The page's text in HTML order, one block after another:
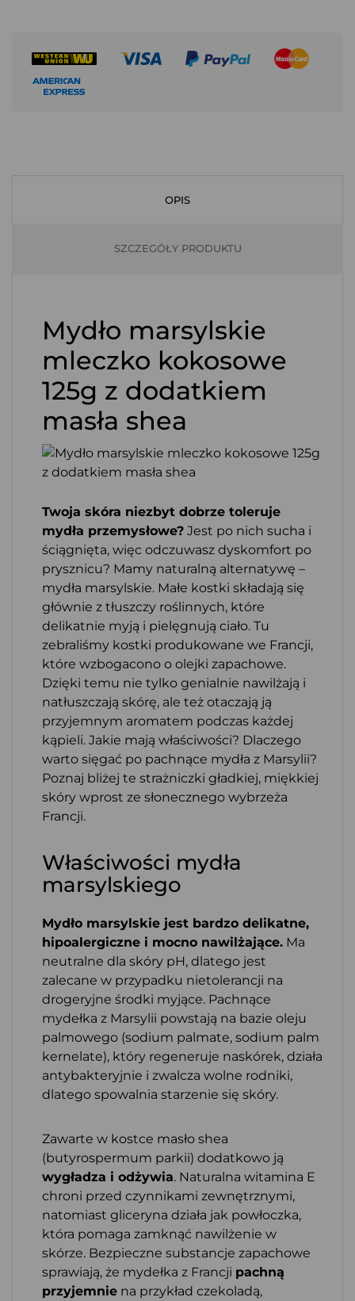
OPIS
SZCZEGÓŁY PRODUKTU
Mydło marsylskie
mleczko kokosowe
125g z dodatkiem
masła shea
Twoja skóra niezbyt dobrze toleruje
mydła przemysłowe? Jest po nich sucha i
ściągnięta, więc odczuwasz dyskomfort po
prysznicu? Mamy naturalną alternatywę –
mydła marsylskie. Małe kostki składają się
głównie z tłuszczy roślinnych, które
delikatnie myją i pielęgnują ciało. Tu
zebraliśmy kostki produkowane we Francji,
które wzbogacono o olejki zapachowe.
Dzięki temu nie tylko genialnie nawilżają i
natłuszczają skórę, ale też otaczają ją
przyjemnym aromatem podczas każdej
kąpieli. Jakie mają właściwości? Dlaczego
warto sięgać po pachnące mydła z Marsylii?
Poznaj bliżej te strażniczki gładkiej, miękkiej
skóry wprost ze słonecznego wybrzeża
Francji.
Właściwości mydła
marsylskiego
Mydło marsylskie jest bardzo delikatne,
hipoalergiczne i mocno nawilżające. Ma
neutralne dla skóry pH, dlatego jest
zalecane w przypadku nietolerancji na
drogeryjne środki myjące. Pachnące
mydełka z Marsylii powstają na bazie oleju
palmowego (sodium palmate, sodium palm
kernelate), który regeneruje naskórek, działa
antybakteryjnie i zwalcza wolne rodniki,
dlatego spowalnia starzenie się skóry.
Zawarte w kostce masło shea
(butyrospermum parkii) dodatkowo ją
wygładza i odżywia. Naturalna witamina E
chroni przed czynnikami zewnętrznymi,
natomiast gliceryna działa jak powłoczka,
która pomaga zamknąć nawilżenie w
skórze. Bezpieczne substancje zapachowe
sprawiają, że mydełka z Francji pachną
przyjemnie na przykład czekoladą,